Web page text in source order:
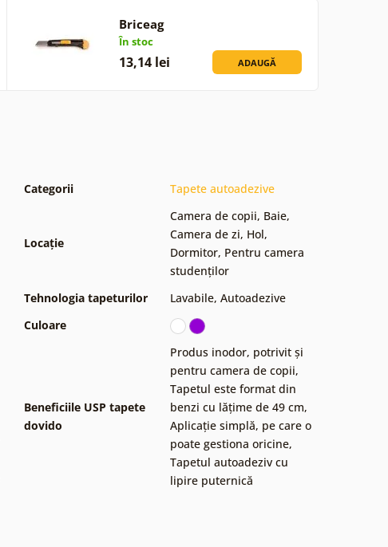
Briceag
În stoc
13,14 lei ADAUGĂ
Categorii Tapete autoadezive
Locație
Camera de copii, Baie,
Camera de zi, Hol,
Dormitor, Pentru camera
studenților
Tehnologia tapeturilor
Lavabile, Autoadezive
Culoare
Beneficiile USP tapete
dovido
Produs inodor, potrivit și
pentru camera de copii,
Tapetul este format din
benzi cu lățime de 49 cm,
Aplicație simplă, pe care o
poate gestiona oricine,
Tapetul autoadeziv cu
lipire puternică